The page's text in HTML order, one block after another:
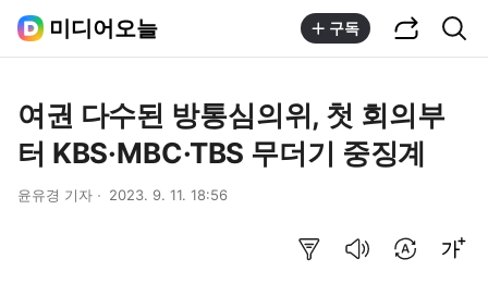
미디어오늘 구독
여권 다수된 방통심의위, 첫 회의부
터 KBS·MBC·TBS 무더기 중징계
윤유경 기자 2023. 9. 11. 18:56